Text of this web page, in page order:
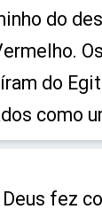
do
do
como
fez